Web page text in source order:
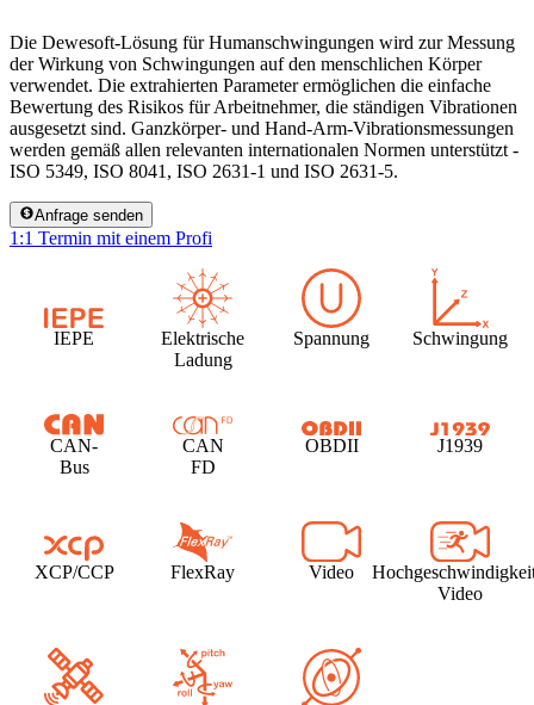
Die Dewesoft-Lösung für Humanschwingungen wird zur Messung
der Wirkung von Schwingungen auf den menschlichen Körper
verwendet. Die extrahierten Parameter ermöglichen die einfache
Bewertung des Risikos für Arbeitnehmer, die ständigen Vibrationen
ausgesetzt sind. Ganzkörper- und Hand-Arm-Vibrationsmessungen
werden gemäß allen relevanten internationalen Normen unterstützt -
ISO 5349, ISO 8041, ISO 2631-1 und ISO 2631-5.
Anfrage senden
1:1 Termin mit einem Profi
IEPE
Elektrische
Ladung
Spannung Schwingung
CAN-
Bus
CAN
FD
OBDII J1939
XCP/CCP FlexRay Video
Video